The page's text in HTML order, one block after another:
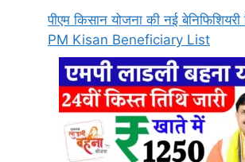
पीएम किसान योजना की नई बेनिफिशियरी
PM Kisan Beneficiary List